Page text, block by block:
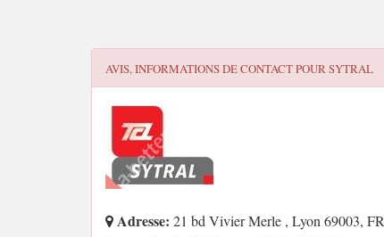
AVIS, INFORMATIONS DE CONTACT POURSYTRAL
Adresse: 21 bd Vivier Merle , Lyon 69003, FR